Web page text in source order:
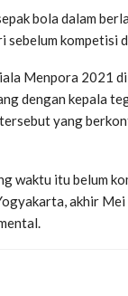
bola dalam
sebelum kompetisi
Menpora 2021
dengan kepala
yang
waktu itu belum
akhir